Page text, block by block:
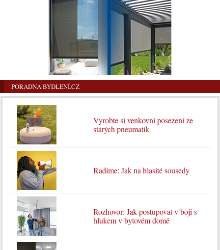
PORADNA BYDLENÍ.CZ
Vyrobte si venkovní posezení ze
starých pneumatik
Radíme: Jak na hlasité sousedy
Rozhovor: Jak postupovat v boji s
hlukem v bytovém domě